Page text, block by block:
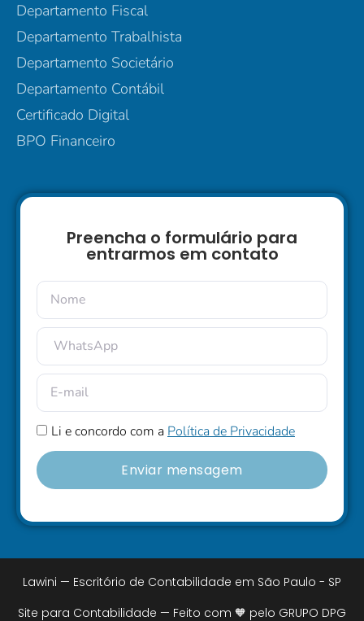
Departamento Fiscal
Departamento Trabalhista
Departamento Societário
Departamento Contábil
Certificado Digital
BPO Financeiro
Preencha o formulário para
entrarmos em contato
Li e concordo com a Política de Privacidade
Enviar mensagem
Lawini — Escritório de Contabilidade em São Paulo - SP
Site para Contabilidade — Feito com 🧡 pelo GRUPO DPG